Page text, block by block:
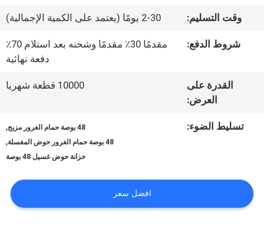
حول
جولة
المعمل
بنا
وقت التسليم: 2-30 يومًا (يعتمد على الكمية الإجمالية)
شروط الدفع:
مقدمًا 30٪ مقدمًا وشحنه بعد استلام 70٪
دفعة نهائية
القدرة على
العرض:
10000 قطعة شهريا
تسليط الضوء: 48 بوصة حمام الغرور مزيج ,
48 بوصة حمام الغرور حوض المغسلة ,
خزانة حوض غسيل 48 بوصة
افضل سعر